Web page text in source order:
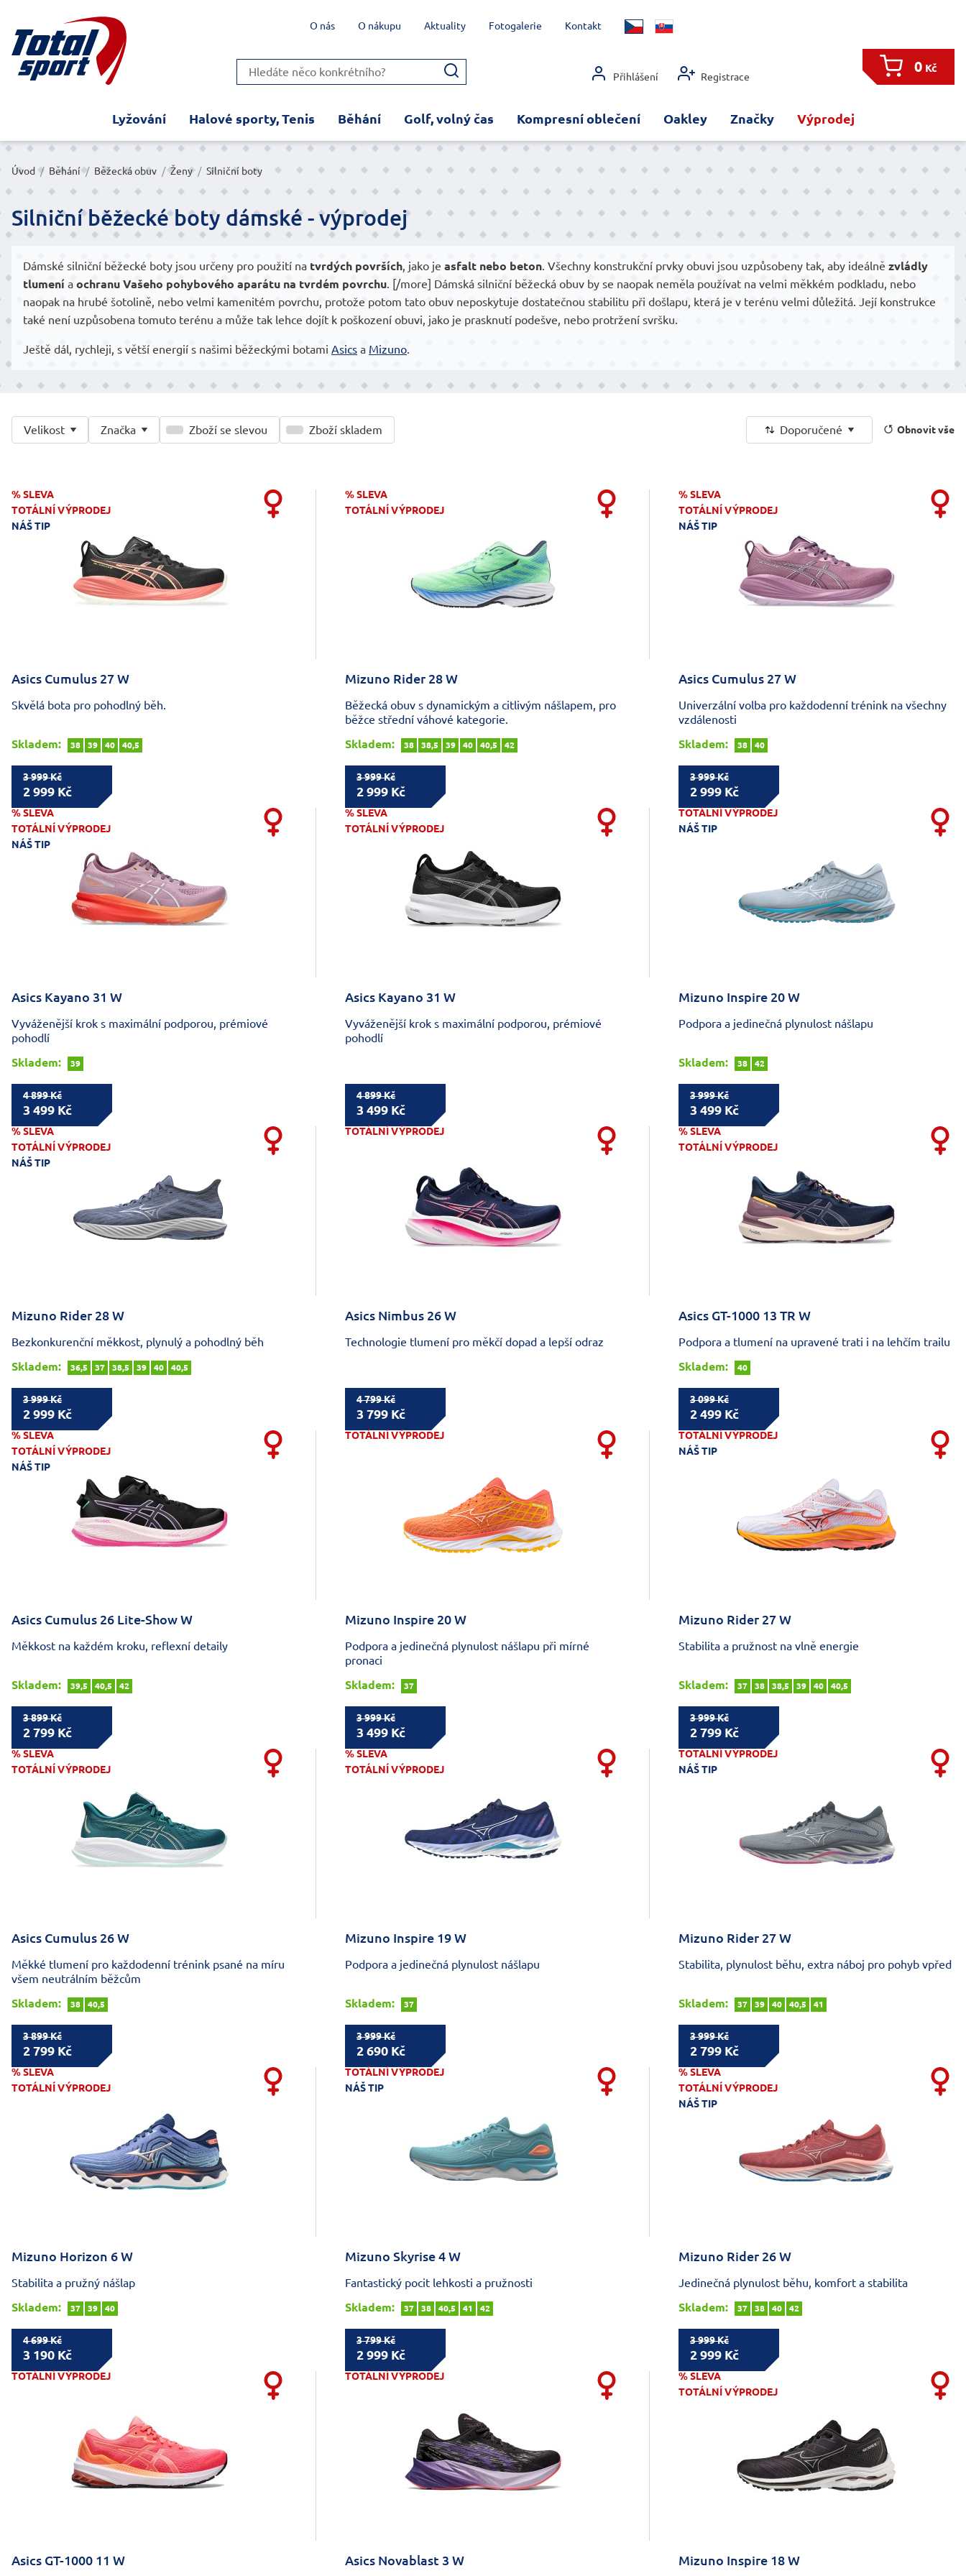
Přihlášení Registrace
0Kč
Lyžování Halové sporty, Tenis Běhání Golf, volný čas Kompresní oblečení Oakley Značky Výprodej
O nás O nákupu Aktuality Fotogalerie Kontakt
Úvod / Běhání / Běžecká obuv / Ženy / Silniční boty
Silniční běžecké boty dámské - výprodej
Dámské silniční běžecké boty jsou určeny pro použití na tvrdých površích, jako je asfalt nebo beton. Všechny konstrukční prvky obuvi jsou uzpůsobeny tak, aby ideálně zvládly
tlumení a ochranu Vašeho pohybového aparátu na tvrdém povrchu. [/more] Dámská silniční běžecká obuv by se naopak neměla používat na velmi měkkém podkladu, nebo
naopak na hrubé šotolině, nebo velmi kamenitém povrchu, protože potom tato obuv neposkytuje dostatečnou stabilitu při došlapu, která je v terénu velmi důležitá. Její konstrukce
také není uzpůsobena tomuto terénu a může tak lehce dojít k poškození obuvi, jako je prasknutí podešve, nebo protržení svršku.
Ještě dál, rychleji, s větší energií s našimi běžeckými botami Asics a Mizuno.
Velikost Značka Zboží se slevou Zboží skladem Doporučené Obnovit vše
% SLEVA
TOTÁLNÍ VÝPRODEJ
NÁŠ TIP
Asics Cumulus 27 W
Skvělá bota pro pohodlný běh.
Skladem: 38 39 40 40,5
3 999 Kč
2 999 Kč
% SLEVA
TOTÁLNÍ VÝPRODEJ
Mizuno Rider 28 W
Běžecká obuv s dynamickým a citlivým nášlapem, pro
běžce střední váhové kategorie.
Skladem:
38 38,5 39 40 40,5 42
3 999 Kč
2 999 Kč
% SLEVA
TOTÁLNÍ VÝPRODEJ
NÁŠ TIP
Asics Cumulus 27 W
Univerzální volba pro každodenní trénink na všechny
vzdálenosti
Skladem:
38 40
3 999 Kč
2 999 Kč
% SLEVA
TOTÁLNÍ VÝPRODEJ
NÁŠ TIP
Asics Kayano 31 W
Vyváženější krok s maximální podporou, prémiové
pohodlí
Skladem:
39
4 899 Kč
3 499 Kč
% SLEVA
TOTÁLNÍ VÝPRODEJ
Asics Kayano 31 W
Vyváženější krok s maximální podporou, prémiové
pohodlí
4 899 Kč
3 499 Kč
TOTÁLNÍ VÝPRODEJ
NÁŠ TIP
Mizuno Inspire 20 W
Podpora a jedinečná plynulost nášlapu
Skladem: 38 42
3 999 Kč
3 499 Kč
% SLEVA
TOTÁLNÍ VÝPRODEJ
NÁŠ TIP
Mizuno Rider 28 W
Bezkonkurenční měkkost, plynulý a pohodlný běh
Skladem:
36,5 37 38,5 39 40 40,5
3 999 Kč
2 999 Kč
TOTÁLNÍ VÝPRODEJ
Asics Nimbus 26 W
Technologie tlumení pro měkčí dopad a lepší odraz
4 799 Kč
3 799 Kč
% SLEVA
TOTÁLNÍ VÝPRODEJ
Asics GT-1000 13 TR W
Podpora a tlumení na upravené trati i na lehčím trailu
Skladem:
40
3 099 Kč
2 499 Kč
% SLEVA
TOTÁLNÍ VÝPRODEJ
NÁŠ TIP
Asics Cumulus 26 Lite-Show W
Měkkost na každém kroku, reflexní detaily
Skladem: 39,5 40,5 42
3 899 Kč
2 799 Kč
TOTÁLNÍ VÝPRODEJ
Mizuno Inspire 20 W
Podpora a jedinečná plynulost nášlapu při mírné
pronaci
Skladem:
37
3 999 Kč
3 499 Kč
TOTÁLNÍ VÝPRODEJ
NÁŠ TIP
Mizuno Rider 27 W
Stabilita a pružnost na vlně energie
Skladem: 37 38 38,5 39 40 40,5
3 999 Kč
2 799 Kč
% SLEVA
TOTÁLNÍ VÝPRODEJ
Asics Cumulus 26 W
Měkké tlumení pro každodenní trénink psané na míru
všem neutrálním běžcům
Skladem:
38 40,5
3 899 Kč
2 799 Kč
% SLEVA
TOTÁLNÍ VÝPRODEJ
Mizuno Inspire 19 W
Podpora a jedinečná plynulost nášlapu
Skladem: 37
3 999 Kč
2 690 Kč
TOTÁLNÍ VÝPRODEJ
NÁŠ TIP
Mizuno Rider 27 W
Stabilita, plynulost běhu, extra náboj pro pohyb vpřed
Skladem: 37 39 40 40,5 41
3 999 Kč
2 799 Kč
% SLEVA
TOTÁLNÍ VÝPRODEJ
Mizuno Horizon 6 W
Stabilita a pružný nášlap
Skladem:
37 39 40
4 699 Kč
3 190 Kč
TOTÁLNÍ VÝPRODEJ
NÁŠ TIP
Mizuno Skyrise 4 W
Fantastický pocit lehkosti a pružnosti
Skladem:
37 38 40,5 41 42
3 799 Kč
2 999 Kč
% SLEVA
TOTÁLNÍ VÝPRODEJ
NÁŠ TIP
Mizuno Rider 26 W
Jedinečná plynulost běhu, komfort a stabilita
Skladem:
37 38 40 42
3 999 Kč
2 999 Kč
TOTÁLNÍ VÝPRODEJ
Asics GT-1000 11 W
TOTÁLNÍ VÝPRODEJ
Asics Novablast 3 W
% SLEVA
TOTÁLNÍ VÝPRODEJ
Mizuno Inspire 18 W